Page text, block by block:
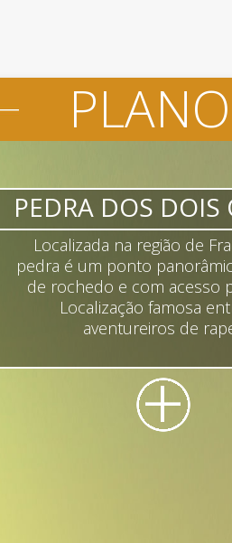
PEDRA DOS DOIS
Localizada na região de
pedra é um ponto
de rochedo e com acesso
Localização famosa
aventureiros de